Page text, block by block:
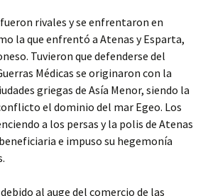
rivales y se enfrentaron en
la que enfrentó a Atenas y Esparta,
Tuvieron que defenderse del
Médicas se originaron con la
griegas de Asía Menor, siendo la
el dominio del mar Egeo. Los
a los persas y la polis de Atenas
e impuso su hegemonía
al auge del comercio de las